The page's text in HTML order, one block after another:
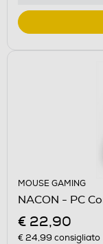
MOUSE GAMING
NACON - PC
€ 22,90
€ 24,99 consigliato